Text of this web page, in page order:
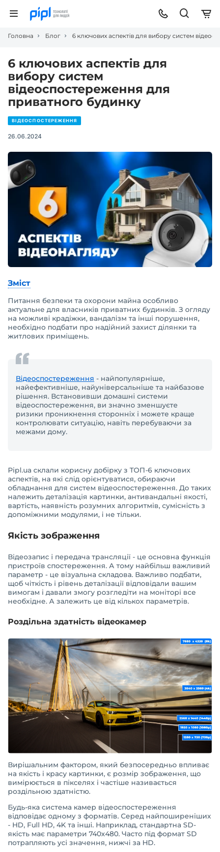
Головна Блог 6 ключових аспектів для вибору систем
6 ключових аспектів для
вибору систем
відеоспостереження для
приватного будинку
ВІДЕОСПОСТЕРЕЖЕННЯ
26.06.2024
Зміст
Питання безпеки та охорони майна особливо
актуальне для власників приватних будинків. З огляду
на можливі крадіжки, вандалізм та інші порушення,
необхідно подбати про надійний захист ділянки та
житлових приміщень.
Відеоспостереження - найпопулярніше,
найефективніше, найуніверсальніше та найбазове
рішення. Встановивши домашні системи
відеоспостереження, ви значно зменшуєте
ризики проникнення сторонніх і можете краще
контролювати ситуацію, навіть перебуваючи за
межами дому.
Pipl.ua склали корисну добірку з ТОП-6 ключових
аспектів, на які слід орієнтуватися, обираючи
обладнання для систем відеоспостереження. До таких
належить деталізація картинки, антивандальні якості,
вартість, наявність розумних алгоритмів, сумісність з
допоміжними модулями, і не тільки.
Якість зображення
Відеозапис і передача трансляції - це основна функція
пристроїв спостереження. А тому найбільш важливий
параметр - це візуальна складова. Важливо подбати,
щоб чіткість і рівень деталізації відповідали вашим
вимогам і давали змогу розгледіти на моніторі все
необхідне. А залежить це від кількох параметрів.
Роздільна здатність відеокамер
Вирішальним фактором, який безпосередньо впливає
на якість і красу картинки, є розмір зображення, що
вимірюється в пікселях і частіше називається
роздільною здатністю.
Будь-яка система камер відеоспостереження
відповідає одному з форматів. Серед найпоширеніших
- HD, Full HD, 4K та інші. Наприклад, стандартна SD-
якість має параметри 740x480. Часто під формат SD
потрапляють усі значення, нижчі за HD.